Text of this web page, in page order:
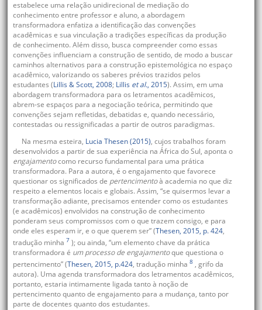
estabelece uma relação unidirecional de mediação do
conhecimento entre professor e aluno, a abordagem
transformadora enfatiza a identificação das convenções
acadêmicas e sua vinculação a tradições específicas da produção
de conhecimento. Além disso, busca compreender como essas
convenções influenciam a construção de sentido, de modo a buscar
caminhos alternativos para a construção epistemológica no espaço
acadêmico, valorizando os saberes prévios trazidos pelos
estudantes (Lillis & Scott, 2008; Lillis et al., 2015). Assim, em uma
abordagem transformadora para os letramentos acadêmicos,
abrem-se espaços para a negociação teórica, permitindo que
convenções sejam refletidas, debatidas e, quando necessário,
contestadas ou ressignificadas a partir de outros paradigmas.
Na mesma esteira, Lucia Thesen (2015), cujos trabalhos foram
desenvolvidos a partir de sua experiência na África do Sul, aponta o
engajamentocomo recurso fundamental para uma prática
transformadora. Para a autora, é o engajamento que favorece
questionar os significados de pertencimentoà academia no que diz
respeito a elementos locais e globais. Assim, “se quisermos levar a
transformação adiante, precisamos entender como os estudantes
(e acadêmicos) envolvidos na construção de conhecimento
ponderam seus compromissos com o que trazem consigo, e para
onde eles esperam ir, e o que querem ser” (Thesen, 2015, p. 424,
tradução minha 7 ); ou ainda, “um elemento chave da prática
transformadora é um processo de engajamentoque questiona o
pertencimento” (Thesen, 2015, p.424, tradução minha 8 , grifo da
autora). Uma agenda transformadora dos letramentos acadêmicos,
portanto, estaria intimamente ligada tanto à noção de
pertencimento quanto de engajamento para a mudança, tanto por
parte de docentes quanto dos estudantes.